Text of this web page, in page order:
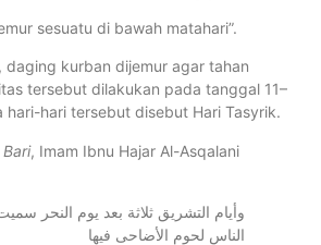
sesuatu di bawah matahari”.
daging kurban dijemur agar tahan
tersebut dilakukan pada tanggal 11–
hari-hari tersebut disebut Hari Tasyrik.
, Imam Ibnu Hajar Al-Asqalani
وأيام التشريق ثلاثة بعد يوم النحر
الناس لحوم الأضاحى فيها